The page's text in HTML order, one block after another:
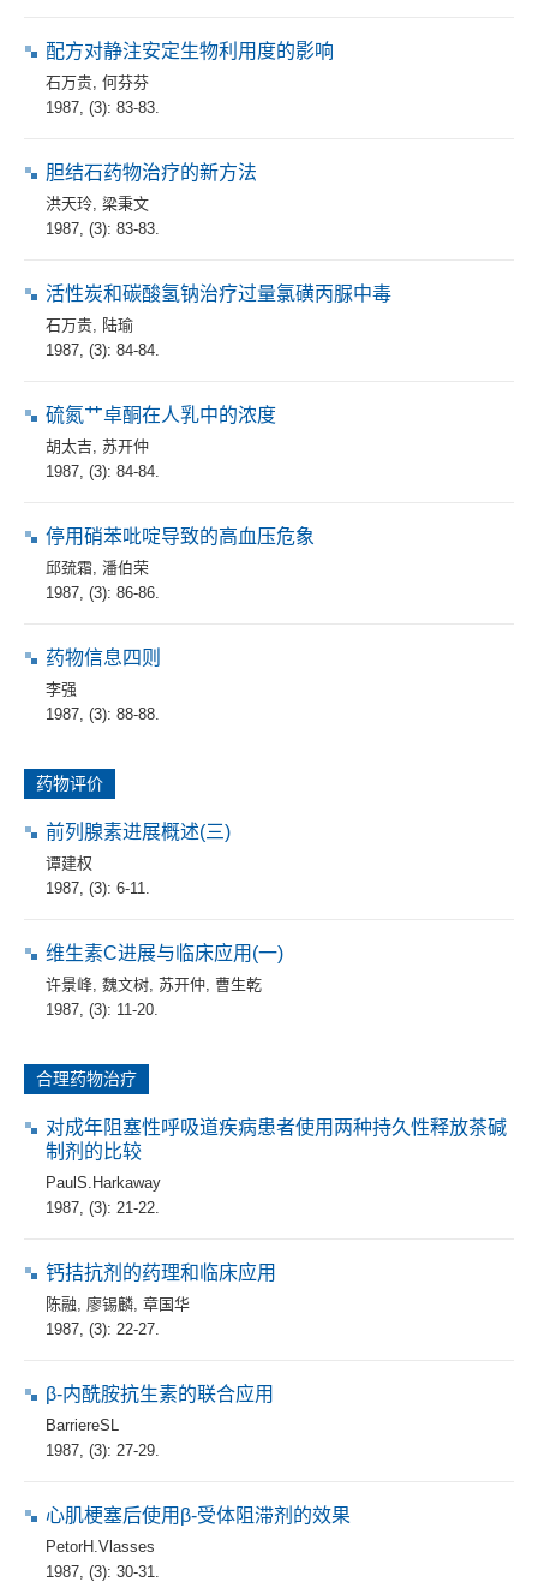
配方对静注安定生物利用度的影响
石万贵 何芬芬
1987, (3): 83-83.
胆结石药物治疗的新方法
洪天玲 梁秉文
1987, (3): 83-83.
活性炭和碳酸氢钠治疗过量氯磺丙脲中毒
石万贵
陆瑜
1987, (3): 84-84.
硫氮艹卓酮在人乳中的浓度
胡太吉 苏开仲
1987, (3): 84-84.
停用硝苯吡啶导致的高血压危象
邱巯霜 潘伯荣
1987, (3): 86-86.
药物信息四则
李强
1987, (3): 88-88.
药物评价
前列腺素进展概述(三)
谭建权
1987, (3): 6-11.
维生素C进展与临床应用(一)
许景峰 魏文树 苏开仲 曹生乾
1987, (3): 11-20.
合理药物治疗
对成年阻塞性呼吸道疾病患者使用两种持久性释放茶碱
制剂的比较
PaulS.Harkaway
1987, (3): 21-22.
钙拮抗剂的药理和临床应用
陈融 廖锡麟 章国华
1987, (3): 22-27.
β-内酰胺抗生素的联合应用
BarriereSL
1987, (3): 27-29.
心肌梗塞后使用β-受体阻滞剂的效果
PetorH.Vlasses
1987, (3): 30-31.